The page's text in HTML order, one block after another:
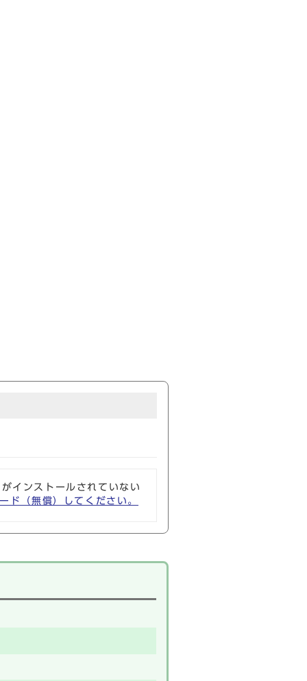
インストールされていない
（無償）してください。